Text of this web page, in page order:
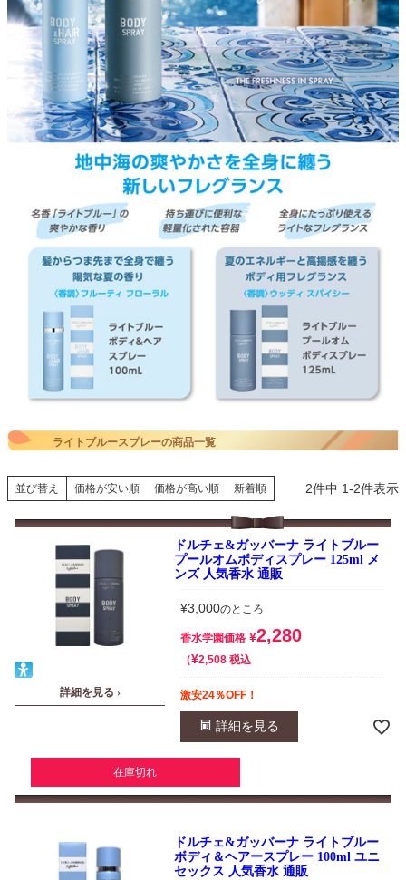
ライトブルースプレーの商品一覧
並び替え 価格が安い順 価格が高い順 新着順 2件中 1-2件表示
詳細を見る ›
ドルチェ&ガッバーナ ライトブルー
プールオムボディスプレー 125ml メ
ンズ 人気香水 通販
¥3,000のところ
香水学園価格 ¥2,280
¥2,508 税込
激安24％OFF！
詳細を見る
在庫切れ
ドルチェ&ガッバーナ ライトブルー
ボディ＆ヘアースプレー 100ml ユニ
セックス 人気香水 通販